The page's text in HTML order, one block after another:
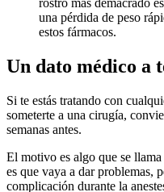
una pérdida de peso
estos fármacos.
Un dato médico a
Si te estás tratando con
someterte a una cirugía,
semanas antes.
El motivo es algo que se
es que vaya a dar problemas,
complicación durante la